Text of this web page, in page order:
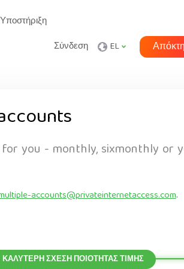
Υποστήριξη
Σύνδεση
EL
you - monthly, sixmonthly or
accounts@privateinternetaccess.com.